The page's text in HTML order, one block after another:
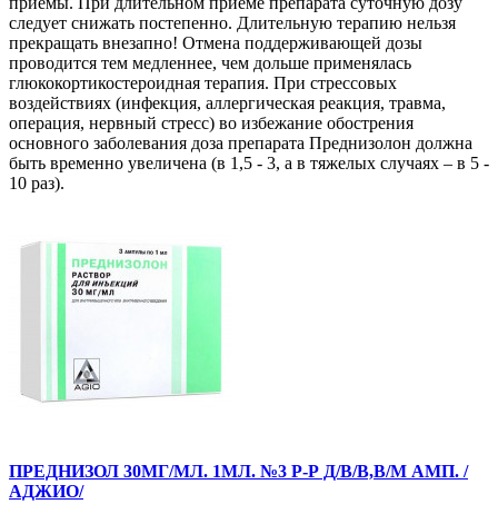
следует снижать постепенно. Длительную терапию нельзя
прекращать внезапно! Отмена поддерживающей дозы
проводится тем медленнее, чем дольше применялась
глюкокортикостероидная терапия. При стрессовых
воздействиях (инфекция, аллергическая реакция, травма,
операция, нервный стресс) во избежание обострения
основного заболевания доза препарата Преднизолон должна
быть временно увеличена (в 1,5 - 3, а в тяжелых случаях – в 5 -
10 раз).
ПРЕДНИЗОЛ 30МГ/МЛ. 1МЛ. №3 Р-Р Д/В/В,В/М АМП. /
АДЖИО/